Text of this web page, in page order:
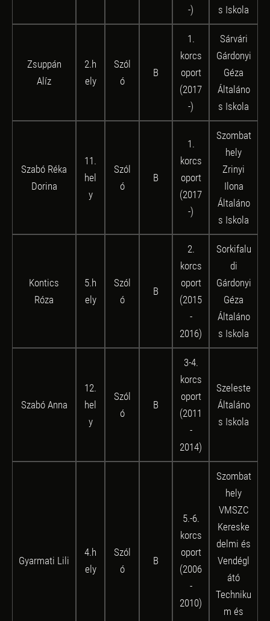
-)
s Iskola
Zsuppán
Alíz
2.h
ely
Szól
ó
B
1.
korcs
oport
(2017
-)
Sárvári
Gárdonyi
Géza
Általáno
s Iskola
Szabó Réka
Dorina
11.
hel
y
Szól
ó
B
1.
korcs
oport
(2017
-)
Szombat
hely
Zrinyi
Ilona
Általáno
s Iskola
Kontics
Róza
5.h
ely
Szól
ó
B
2.
korcs
oport
(2015
-
2016)
Sorkifalu
di
Gárdonyi
Géza
Általáno
s Iskola
Szabó Anna
12.
hel
y
Szól
ó
B
3-4.
korcs
oport
(2011
-
2014)
Szeleste
Általáno
s Iskola
Gyarmati Lili
4.h
ely
Szól
ó
B
5.-6.
korcs
oport
(2006
-
2010)
Szombat
hely
VMSZC
Kereske
delmi és
Vendégl
átó
Techniku
m és